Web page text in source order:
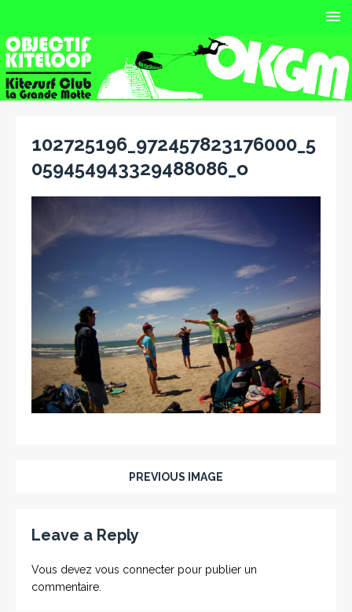
102725196_972457823176000_5
059454943329488086_o
PREVIOUS IMAGE
Leave a Reply
Vous devez vous connecter pour publier un
commentaire.